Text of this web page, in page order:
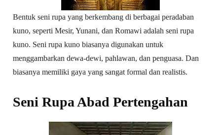
Bentuk seni rupa yang berkembang di berbagai peradaban
kuno, seperti Mesir, Yunani, dan Romawi adalah seni rupa
kuno. Seni rupa kuno biasanya digunakan untuk
menggambarkan dewa-dewi, pahlawan, dan penguasa. Dan
biasanya memiliki gaya yang sangat formal dan realistis.
Seni Rupa Abad Pertengahan